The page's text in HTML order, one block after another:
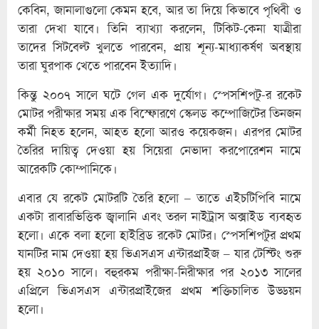
কেবিন, জানালাগুলো কেমন হবে, আর তা দিয়ে কিভাবে পৃথিবী ও
তারা দেখা যাবে। তিনি ব্যাখ্যা করলেন, টিকিট-কেনা যাত্রীরা
তাদের সিটবেল্ট খুলতে পারবেন, প্রায় শূন্য-মাধ্যাকর্ষণ অবস্থায়
তারা ঘুরপাক খেতে পারবেন ইত্যাদি।
কিন্তু ২০০৭ সালে ঘটে গেল এক দুর্যোগ। স্পেসশিপটু-র রকেট
মোটর পরীক্ষার সময় এক বিস্ফোরণে স্কেলড কম্পোজিটের তিনজন
কর্মী নিহত হলেন, আহত হলো আরও কয়েকজন। এরপর মোটর
তৈরির দায়িত্ব দেওয়া হয় সিয়েরা নেভাদা করপোরেশন নামে
আরেকটি কোম্পানিকে।
এবার যে রকেট মোটরটি তৈরি হলো – তাতে এইচটিপিবি নামে
একটা রাবারভিত্তিক জ্বালানি এবং তরল নাইট্রাস অক্সাইড ব্যবহৃত
হলো। একে বলা হলো হাইব্রিড রকেট মোটর। স্পেসশিপটুর প্রথম
যানটির নাম দেওয়া হয় ভিএসএস এন্টারপ্রাইজ – যার টেস্টিং শুরু
হয় ২০১০ সালে। বহুরকম পরীক্ষা-নিরীক্ষার পর ২০১৩ সালের
এপ্রিলে ভিএসএস এন্টারপ্রাইজের প্রথম শক্তিচালিত উড্ডয়ন
হলো।